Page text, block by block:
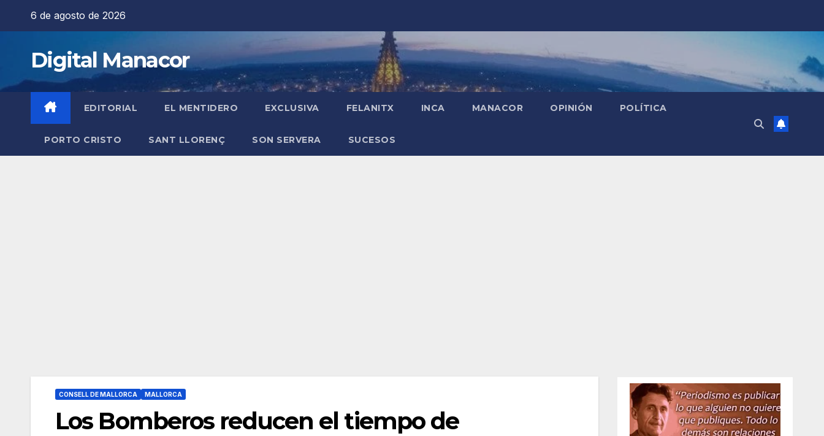
6 de agosto de 2026
Digital Manacor
EDITORIAL EL MENTIDERO EXCLUSIVA FELANITX INCA MANACOR OPINIÓN POLÍTICA
PORTO CRISTO SANT LLORENÇ SON SERVERA SUCESOS
CONSELL DE MALLORCA MALLORCA
Los Bomberos reducen el tiempo de